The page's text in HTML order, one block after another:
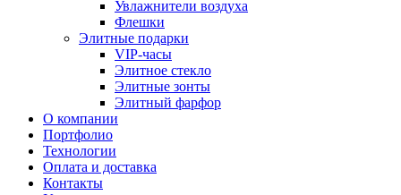
Увлажнители воздуха
Флешки
Элитные подарки
VIP-часы
Элитное стекло
Элитные зонты
Элитный фарфор
О компании
Портфолио
Технологии
Оплата и доставка
Контакты